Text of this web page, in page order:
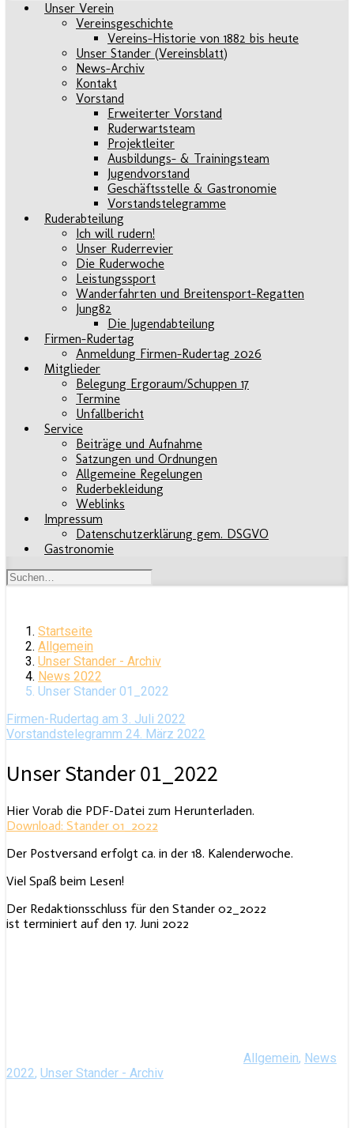
Unser Verein
Vereinsgeschichte
Vereins-Historie von 1882 bis heute
Unser Stander (Vereinsblatt)
News-Archiv
Kontakt
Vorstand
Erweiterter Vorstand
Ruderwartsteam
Projektleiter
Ausbildungs- & Trainingsteam
Jugendvorstand
Geschäftsstelle & Gastronomie
Vorstandstelegramme
Ruderabteilung
Ich will rudern!
Unser Ruderrevier
Die Ruderwoche
Leistungssport
Wanderfahrten und Breitensport-Regatten
Jung82
Die Jugendabteilung
Firmen-Rudertag
Anmeldung Firmen-Rudertag 2026
Mitglieder
Belegung Ergoraum/Schuppen 17
Termine
Unfallbericht
Service
Beiträge und Aufnahme
Satzungen und Ordnungen
Allgemeine Regelungen
Ruderbekleidung
Weblinks
Impressum
Datenschutzerklärung gem. DSGVO
Gastronomie
Startseite
Allgemein
Unser Stander - Archiv
News 2022
Unser Stander 01_2022
Firmen-Rudertag am 3. Juli 2022
Vorstandstelegramm 24. März 2022
Unser Stander 01_2022
Hier Vorab die PDF-Datei zum Herunterladen.
Download: Stander 01_2022
Der Postversand erfolgt ca. in der 18. Kalenderwoche.
Viel Spaß beim Lesen!
Der Redaktionsschluss für den Stander 02_2022
ist terminiert auf den 17. Juni 2022
Allgemein, News
2022, Unser Stander - Archiv